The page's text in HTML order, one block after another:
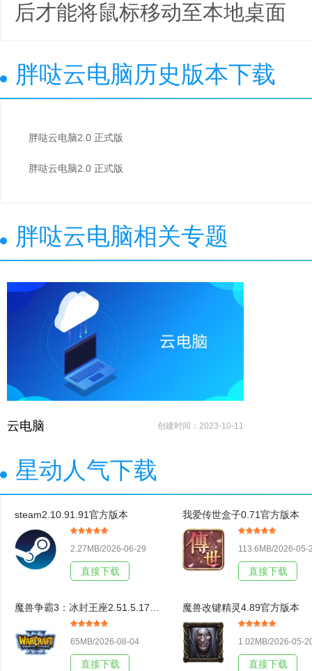
后才能将鼠标移动至本地桌面
胖哒云电脑历史版本下载
胖哒云电脑2.0 正式版
胖哒云电脑2.0 正式版
胖哒云电脑相关专题
云电脑 创建时间：2023-10-11
星动人气下载
steam2.10.91.91官方版本
2.27MB/2026-06-29
直接下载
我爱传世盒子0.71官方版本
113.6MB/2026-05-
直接下载
65MB/2026-08-04
直接下载
魔兽改键精灵4.89官方版本
1.02MB/2026-05-
直接下载